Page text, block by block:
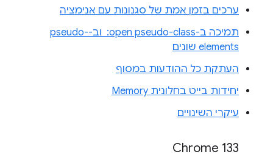
ערכים בזמן אמת של סגנונות עם אנימציה
תמיכה ב-‎ :open pseudo-class וב-pseudo-
elements שונים
העתקת כל ההודעות במסוף
יחידות בייט בחלונית Memory
עיקרי השינויים
Chrome 133